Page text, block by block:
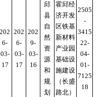
202
6-
03-
17
202
6-
03-
17
202
9-
03-
16
邱
县
自
然
资
源
和
规
划
霍邱经
济开发
区铁基
新材料
产业园
基础设
施建设
（长盛
路北）
2505
-
3415
22-
04-
01-
7125
18